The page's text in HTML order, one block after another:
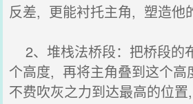
反差, 更能衬托主角, 塑造他
2、堆栈法桥段：把桥段的
个高度, 再将主角叠到这个
不费吹灰之力到达最高的位置,